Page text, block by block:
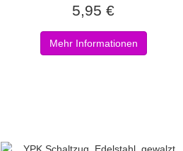
5,95 €
Mehr Informationen